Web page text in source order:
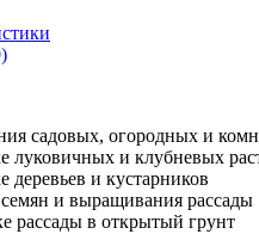
садовых, огородных и
луковичных и клубневых
деревьев и кустарников
и выращивания рассады
рассады в открытый грунт